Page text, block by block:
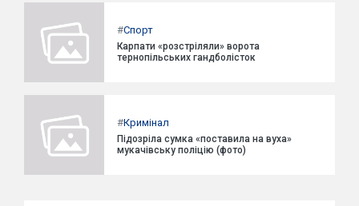
#Спорт
Карпати «розстріляли» ворота
тернопільських гандболісток
#Кримінал
Підозріла сумка «поставила на вуха»
мукачівську поліцію (фото)